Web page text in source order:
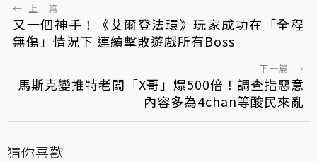
← 上一篇
又一個神手！《艾爾登法環》玩家成功在「全程
無傷」情況下 連續擊敗遊戲所有Boss
下一篇 →
馬斯克變推特老闆「X哥」爆500倍！調查指惡意
內容多為4chan等酸民來亂
猜你喜歡